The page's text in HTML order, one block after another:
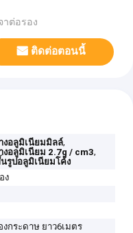
าต่อรอง
ติดต่อตอนนี้
งอลูมิเนียมมิลล์,
งอลูมิเนียม 2.7g / cm3,
รูปอลูมิเนียมโค้ง
ง
กระดาษ ยาว6เมตร